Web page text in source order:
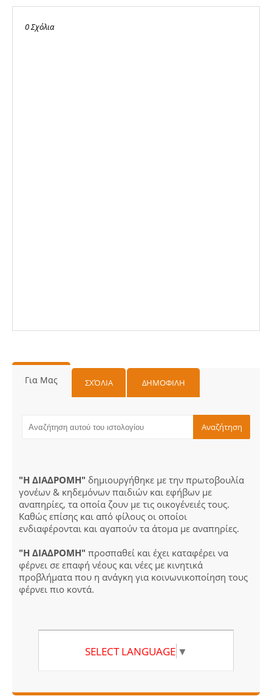
0 Σχόλια
Για Μας ΣΧΌΛΙΑ ΔΗΜΟΦΙΛΗ
"Η ΔΙΑΔΡΟΜΗ" δημιουργήθηκε με την πρωτοβουλία
γονέων & κηδεμόνων παιδιών και εφήβων με
αναπηρίες, τα οποία ζουν με τις οικογένειές τους.
Καθώς επίσης και από φίλους οι οποίοι
ενδιαφέρονται και αγαπούν τα άτομα με αναπηρίες.
"Η ΔΙΑΔΡΟΜΗ" προσπαθεί και έχει καταφέρει να
φέρνει σε επαφή νέους και νέες με κινητικά
προβλήματα που η ανάγκη για κοινωνικοποίηση τους
φέρνει πιο κοντά.
SELECT LANGUAGE ▼